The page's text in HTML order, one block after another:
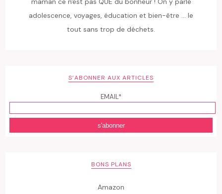
adolescence, voyages, éducation et bien-être ... le
tout sans trop de déchets.
S’ABONNER AUX ARTICLES
EMAIL*
BONS PLANS
Amazon